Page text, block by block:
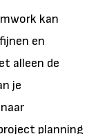
kan
en
alleen de
je
planning